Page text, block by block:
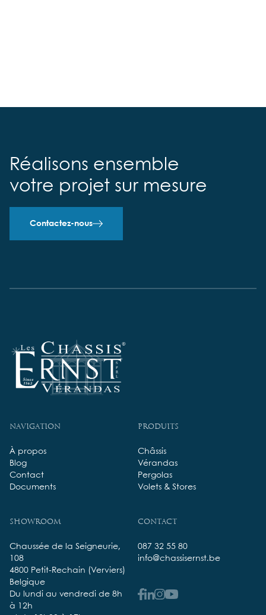
Réalisons ensemble
votre projet sur mesure
Contactez-nous
Navigation
À propos
Blog
Contact
Documents
Produits
Châssis
Vérandas
Pergolas
Volets & Stores
Showroom
Chaussée de la Seigneurie,
108
4800 Petit-Rechain (Verviers)
Belgique
Du lundi au vendredi de 8h
à 12h
Contact
087 32 55 80
info@chassisernst.be